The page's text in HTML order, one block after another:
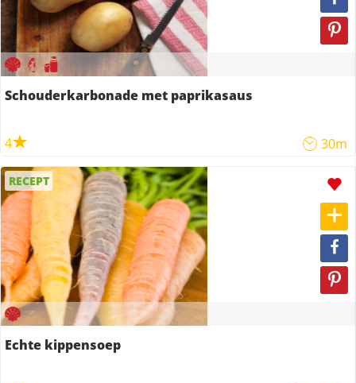
Schouderkarbonade met paprikasaus
4 30m
RECEPT
Echte kippensoep